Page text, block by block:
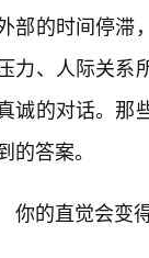
部的时间停滞
力、人际关系
诚的对话。那
的答案。
你的直觉会变